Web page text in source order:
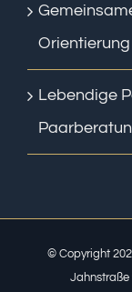
Lebendige
© Copyright
Jahnstraße